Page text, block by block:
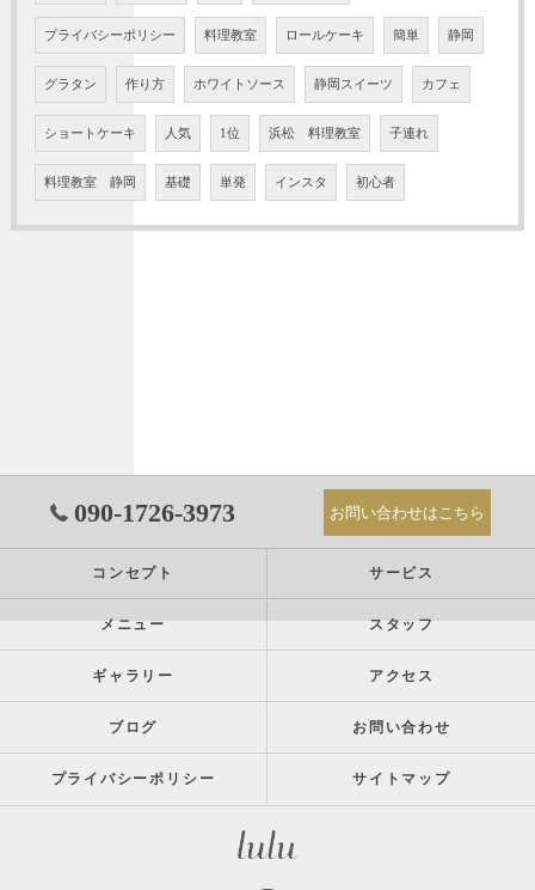
プライバシーポリシー 料理教室 ロールケーキ 簡単 静岡
グラタン 作り方 ホワイトソース 静岡スイーツ カフェ
ショートケーキ 人気 1位 浜松 料理教室 子連れ
料理教室 静岡 基礎 単発 インスタ 初心者
090-1726-3973 お問い合わせはこちら
コンセプト サービス
メニュー スタッフ
ギャラリー アクセス
ブログ お問い合わせ
プライバシーポリシー サイトマップ